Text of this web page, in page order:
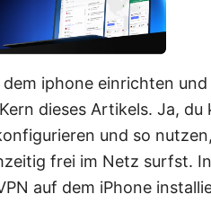
iphone einrichten
dieses Artikels. Ja,
und so
frei im Netz surfst.
auf dem iPhone